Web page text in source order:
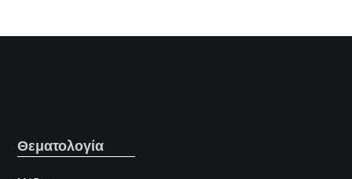
Θεματολογία